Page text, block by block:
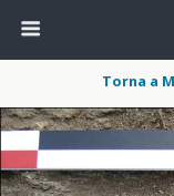
Torna a